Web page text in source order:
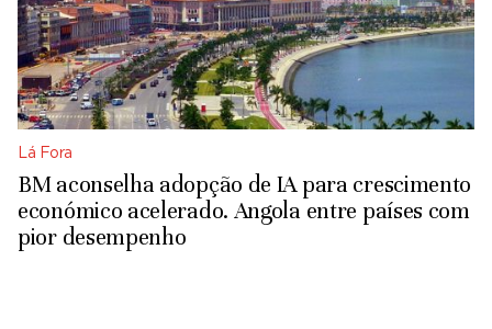
Lá Fora
BM aconselha adopção de IA para crescimento
económico acelerado. Angola entre países com
pior desempenho